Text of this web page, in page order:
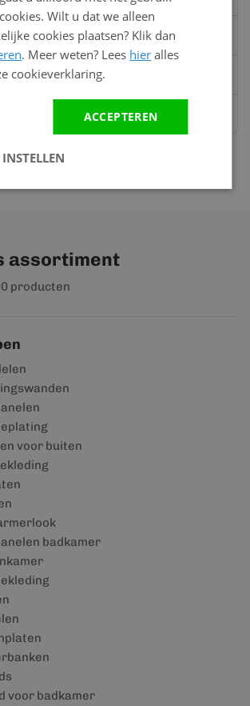
Whatsapp
assortiment
producten
voor buiten
badkamer
voor badkamer
Wilt u dat we alleen
cookies plaatsen? Klik dan
. Meer weten? Lees hier alles
cookieverklaring.
ACCEPTEREN
INSTELLEN